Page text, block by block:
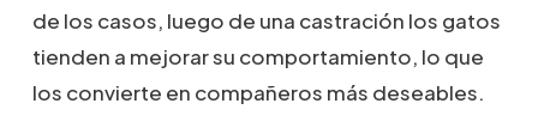
de los casos, luego de una castración los gatos
tienden a mejorar su comportamiento, lo que
los convierte en compañeros más deseables.